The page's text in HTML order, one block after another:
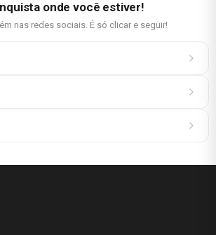
onde você estiver!
nas redes sociais. É só clicar e seguir!